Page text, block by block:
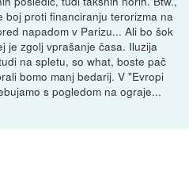
boj proti financiranju terorizma na
napadom v Parizu... Ali bo šok
je zgolj vprašanje časa. Iluzija
na spletu, so what, boste pač
bomo manj bedarij. V "Evropi
s pogledom na ograje...